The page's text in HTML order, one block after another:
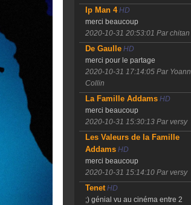
Ip Man 4HD
merci beaucoup
2020-10-31 20:53:01 Par chitan
De GaulleHD
merci pour le partage
2020-10-31 17:14:05 Par Yoann
Collin
La Famille AddamsHD
merci beaucoup
2020-10-31 15:30:13 Par versy
Les Valeurs de la Famille
AddamsHD
merci beaucoup
2020-10-31 15:14:10 Par versy
TenetHD
;) génial vu au cinéma entre 2